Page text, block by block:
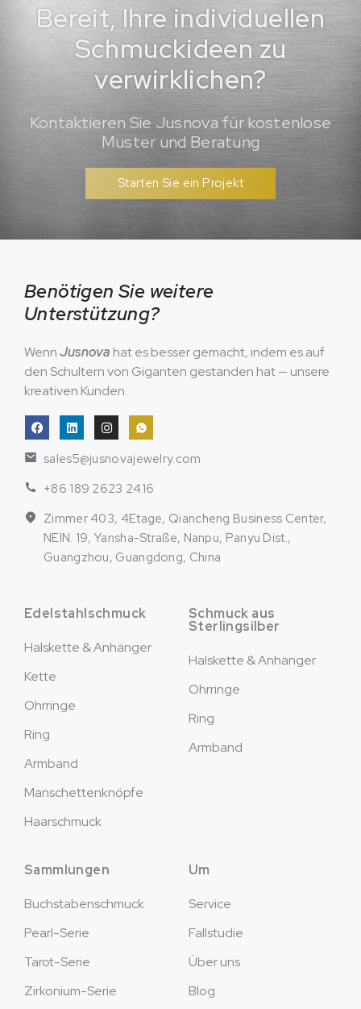
Bereit, Ihre individuellen
Schmuckideen zu
verwirklichen?
Kontaktieren Sie Jusnova für kostenlose
Muster und Beratung
Starten Sie ein Projekt
Benötigen Sie weitere
Unterstützung?
WennJusnova hat es besser gemacht, indem es auf
den Schultern von Giganten gestanden hat — unsere
kreativen Kunden.
sales5@jusnovajewelry.com
+86 189 2623 2416
Zimmer 403, 4Etage, Qiancheng Business Center,
NEIN. 19, Yansha-Straße, Nanpu, Panyu Dist.,
Guangzhou, Guangdong, China
Edelstahlschmuck
Halskette & Anhänger
Kette
Ohrringe
Ring
Armband
Manschettenknöpfe
Haarschmuck
Schmuck aus
Sterlingsilber
Halskette & Anhänger
Ohrringe
Ring
Armband
Sammlungen
Buchstabenschmuck
Pearl-Serie
Tarot-Serie
Zirkonium-Serie
Um
Service
Fallstudie
Über uns
Blog